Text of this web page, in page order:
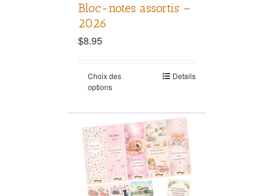
Bloc-notes assortis –
2026
$8.95
Choix des
options
Details